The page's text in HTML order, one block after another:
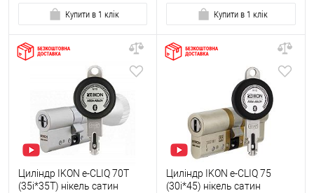
Купити в 1 клік Купити в 1 клік
Циліндр IKON e-CLIQ 70T
(35i*35T) нікель сатин
Циліндр IKON e-CLIQ 75
(30i*45) нікель сатин